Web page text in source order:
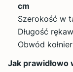
cm
Szerokość w
Długość
Obwód
Jak prawidłowo